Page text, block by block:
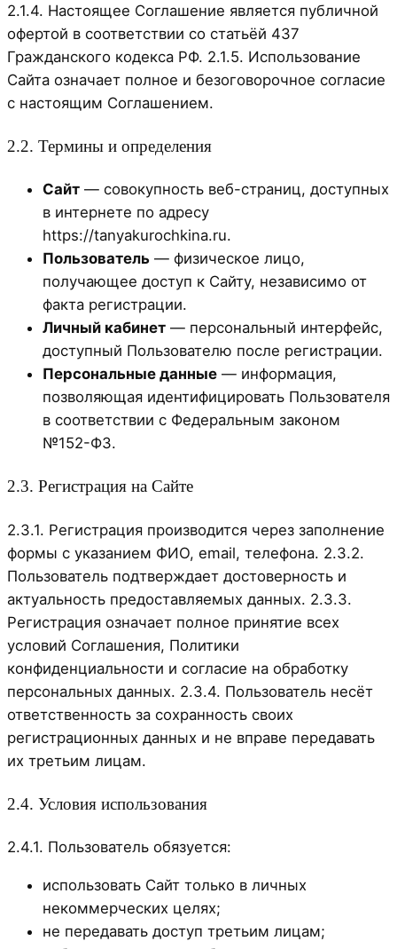
2.1.4. Настоящее Соглашение является публичной
офертой в соответствии со статьёй 437
Гражданского кодекса РФ. 2.1.5. Использование
Сайта означает полное и безоговорочное согласие
с настоящим Соглашением.
2.2. Термины и определения
Сайт — совокупность веб-страниц, доступных
в интернете по адресу
https://tanyakurochkina.ru.
Пользователь — физическое лицо,
получающее доступ к Сайту, независимо от
факта регистрации.
Личный кабинет — персональный интерфейс,
доступный Пользователю после регистрации.
Персональные данные — информация,
позволяющая идентифицировать Пользователя
в соответствии с Федеральным законом
№152-ФЗ.
2.3. Регистрация на Сайте
2.3.1. Регистрация производится через заполнение
формы с указанием ФИО, email, телефона. 2.3.2.
Пользователь подтверждает достоверность и
актуальность предоставляемых данных. 2.3.3.
Регистрация означает полное принятие всех
условий Соглашения, Политики
конфиденциальности и согласие на обработку
персональных данных. 2.3.4. Пользователь несёт
ответственность за сохранность своих
регистрационных данных и не вправе передавать
их третьим лицам.
2.4. Условия использования
2.4.1. Пользователь обязуется:
использовать Сайт только в личных
некоммерческих целях;
не передавать доступ третьим лицам;